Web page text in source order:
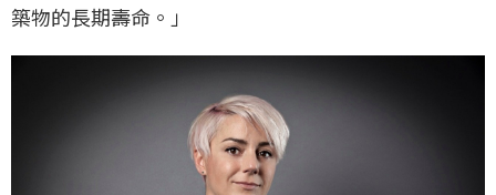
築物的長期壽命。」